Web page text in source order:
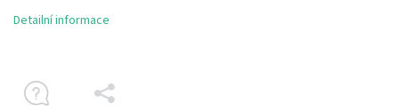
Detailní informace